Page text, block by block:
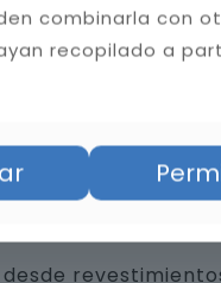
hongos,
combinarla con
recopilado a